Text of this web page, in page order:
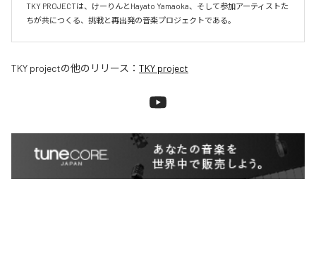
TKY PROJECTは、けーりんとHayato Yamaoka、そして参加アーティストた
ちが共につくる、挑戦と再出発の音楽プロジェクトである。
TKY projectの他のリリース： TKY project